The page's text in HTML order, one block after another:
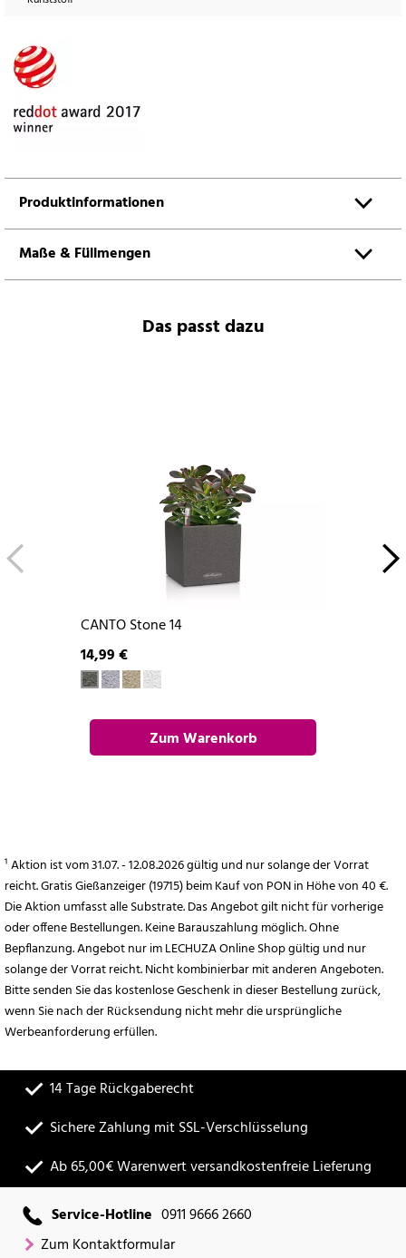
Produktinformationen
Maße & Füllmengen
Das passt dazu
CANTO Stone 14
14,99 €
Zum Warenkorb
¹ Aktion ist vom 31.07. - 12.08.2026 gültig und nur solange der Vorrat
reicht. Gratis Gießanzeiger (19715) beim Kauf von PON in Höhe von 40 €.
Die Aktion umfasst alle Substrate. Das Angebot gilt nicht für vorherige
oder offene Bestellungen. Keine Barauszahlung möglich. Ohne
Bepflanzung. Angebot nur im LECHUZA Online Shop gültig und nur
solange der Vorrat reicht. Nicht kombinierbar mit anderen Angeboten.
Bitte senden Sie das kostenlose Geschenk in dieser Bestellung zurück,
wenn Sie nach der Rücksendung nicht mehr die ursprüngliche
Werbeanforderung erfüllen.
14 Tage Rückgaberecht
Sichere Zahlung mit SSL-Verschlüsselung
Ab 65,00€ Warenwert versandkostenfreie Lieferung
Service-Hotline 0911 9666 2660
Zum Kontaktformular